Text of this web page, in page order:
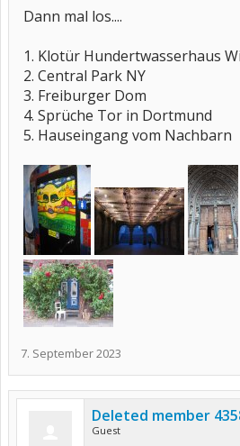
Dann mal los....
1. Klotür Hundertwasserhaus
2. Central Park NY
3. Freiburger Dom
4. Sprüche Tor in Dortmund
5. Hauseingang vom Nachbarn
7. September 2023
Deleted member
Guest